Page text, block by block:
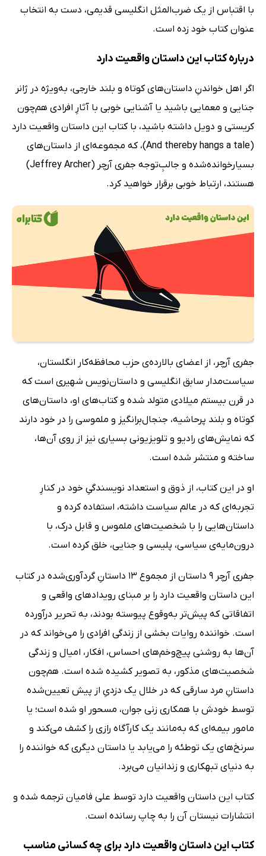
با اقتباس از یک ضرب‌المثل انگلیسی قدیمی، دست به انتخاب
عنوان کتاب خود زده است.
درباره کتاب این داستان واقعیت دارد
اگر اهل خواندنِ داستان‌های کوتاه و بلند خارجی، به‌ویژه در ژانر
جنایی و معمایی باشید یا آشنایی خوبی با آثارِ افرادی هم‌چون
کریستی و دویل داشته باشید، با کتاب این داستان واقعیت دارد
(And thereby hangs a tale)، که مجموعه‌ای از داستان‌های
بسیارخوانده‌شده و جالبِ‌توجه جفری آرچر (Jeffrey Archer)
هستند، ارتباط خوبی برقرار خواهید کرد.
جفری آرچر، از اعضای بالارده‌ی حزب محافظه‌کار انگلستان،
سیاست‌مدار سابق انگلیسی و داستان‌نویس شهیری است که
در قرن بیستم میلادی متولد شده و کتاب‌های او، داستان‌های
کوتاه و بلند پرحاشیه، جنجال‌برانگیز و ملموسی را در خود دارند
که نمایش‌های رادیو و تلویزیونی بسیاری نیز از روی آن‌ها،
ساخته و منتشر شده است.
او در این کتاب، از ذوق و استعداد نویسندگیِ خود در کنارِ
تجربه‌ای که در عالم سیاست داشته، استفاده کرده و
داستان‌هایی را با شخصیت‌های ملموس و قابل درک، با
درون‌مایه‌ی سیاسی، پلیسی و جنایی، خلق کرده است.
جفری آرچر 9 داستان از مجموع 13 داستانِ گردآوری‌شده در کتاب
این داستان واقعیت دارد را بر مبنای رویدادهای واقعی و
اتفاقاتی که پیش‌تر به‌وقوع پیوسته بودند، به تحریر درآورده
است. خواننده روایات بخشی از زندگی افرادی را می‌خواند که در
آن‌ها به روشنی پیچ‌وخم‌های احساس، افکار، امیال و زندگی
شخصیت‌های مذکور، به تصویر کشیده شده است. هم‌چون
داستانِ مرد سارقی که در خلال یک دزدیِ از پیش تعیین‌شده
توسط خودش با همکاری زنی جوان، مسحور او شده است؛ یا
مامور بیمه‌ای که به‌مانند یک کارآگاه رازی را کشف می‌کند و
سرنخ‌های یک توطئه را می‌یابد یا داستان دیگری که خواننده را
به دنیای تبهکاری و زندانیان می‌برد.
کتاب این داستان واقعیت دارد توسط علی فامیان ترجمه شده و
انتشارات نیستان آن را به چاپ رسانده است.
کتاب این داستان واقعیت دارد برای چه کسانی مناسب